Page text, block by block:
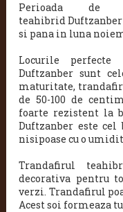
Perioada de
teahibrid
si pana in luna
Locurile perfecte
Duftzanber sunt
maturitate,
de 50-100 de
foarte rezistent la
Duftzanber este
nisipoase cu o
Trandafirul
decorativa pentru
verzi. Trandafirul
Acest soi formeaza